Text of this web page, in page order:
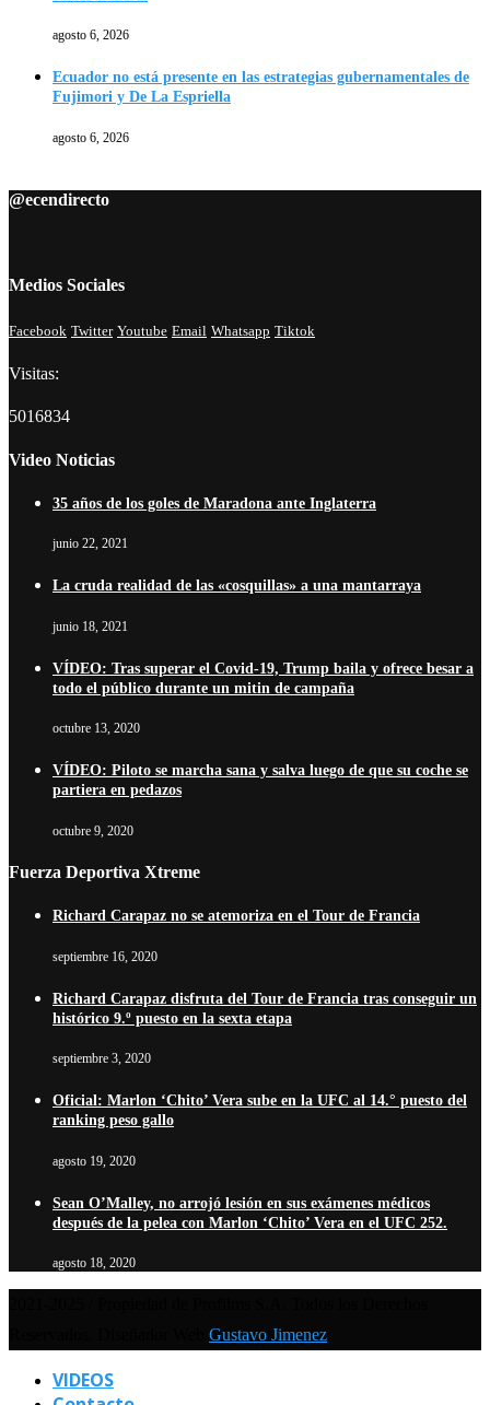
agosto 6, 2026
Ecuador no está presente en las estrategias gubernamentales de
Fujimori y De La Espriella
agosto 6, 2026
@ecendirecto
Medios Sociales
Facebook Twitter Youtube Email Whatsapp Tiktok
Visitas:
5016834
Video Noticias
35 años de los goles de Maradona ante Inglaterra
junio 22, 2021
La cruda realidad de las «cosquillas» a una mantarraya
junio 18, 2021
VÍDEO: Tras superar el Covid-19, Trump baila y ofrece besar a
todo el público durante un mitin de campaña
octubre 13, 2020
VÍDEO: Piloto se marcha sana y salva luego de que su coche se
partiera en pedazos
octubre 9, 2020
Fuerza Deportiva Xtreme
Richard Carapaz no se atemoriza en el Tour de Francia
septiembre 16, 2020
Richard Carapaz disfruta del Tour de Francia tras conseguir un
histórico 9.º puesto en la sexta etapa
septiembre 3, 2020
Oficial: Marlon ‘Chito’ Vera sube en la UFC al 14.° puesto del
ranking peso gallo
agosto 19, 2020
Sean O’Malley, no arrojó lesión en sus exámenes médicos
después de la pelea con Marlon ‘Chito’ Vera en el UFC 252.
agosto 18, 2020
Gustavo Jimenez
VIDEOS